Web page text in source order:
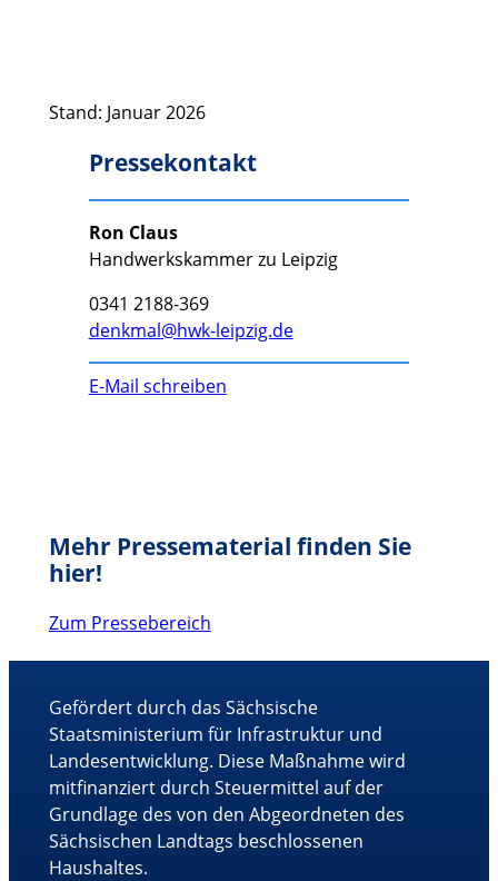
Stand: Januar 2026
Pressekontakt
Ron Claus
Handwerkskammer zu Leipzig
0341 2188-369
denkmal@hwk-leipzig.de
E-Mail schreiben
Mehr Pressematerial finden Sie
hier!
Zum Pressebereich
Gefördert durch das Sächsische
Staatsministerium für Infrastruktur und
Landesentwicklung. Diese Maßnahme wird
mitfinanziert durch Steuermittel auf der
Grundlage des von den Abgeordneten des
Sächsischen Landtags beschlossenen
Haushaltes.